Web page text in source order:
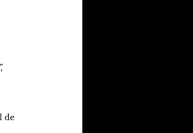
de